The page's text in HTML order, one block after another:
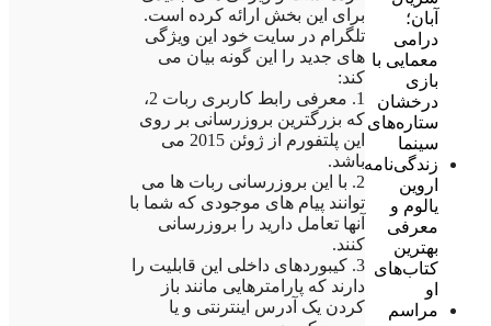
آبان؛
درامی
معمایی با
بازی
درخشان
ستاره‌های
سینما
زندگی‌نامه
اروین
یالوم و
معرفی
بهترین
کتاب‌های
او
مراسم
برای این بخش ارائه کرده است.
تلگرام در سایت خود این ویژگی
های جدید را این گونه بیان می
کند:
1. معرفی رابط کاربری ربات 2،
که بزرگترین بروزرسانی بر روی
این پلتفورم از ژوئن 2015 می
باشد.
2. با این بروزرسانی ربات ها می
توانند پیام های موجودی که شما با
آنها تعامل دارید را بروزرسانی
کنند.
3. کیبوردهای داخلی این قابلیت را
دارند که پارامترهایی مانند باز
کردن یک آدرس اینترنتی و یا